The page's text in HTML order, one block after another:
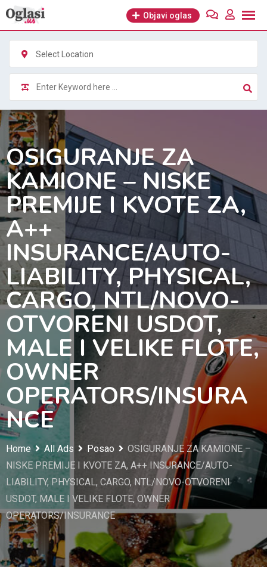
Skip
content
Objavi oglas
Select Location
OSIGURANJE ZA
KAMIONE – NISKE
PREMIJE I KVOTE ZA,
A++
INSURANCE/AUTO-
LIABILITY, PHYSICAL,
CARGO, NTL/NOVO-
OTVORENI USDOT,
MALE I VELIKE FLOTE,
OWNER
OPERATORS/INSURA
NCE
Home All Ads Posao
OSIGURANJE ZA KAMIONE –
NISKE PREMIJE I KVOTE ZA, A++ INSURANCE/AUTO-
LIABILITY, PHYSICAL, CARGO, NTL/NOVO-OTVORENI
USDOT, MALE I VELIKE FLOTE, OWNER
OPERATORS/INSURANCE